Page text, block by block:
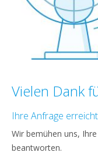
Vielen Dank
Ihre Anfrage
Wir bemühen uns,
beantworten.